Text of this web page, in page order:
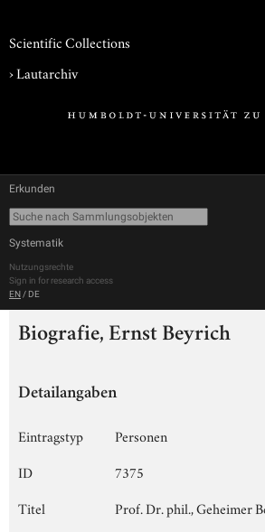
Scientific Collections
›Lautarchiv
Erkunden
Systematik
Nutzungsrechte
Sign in for research access
EN / DE
Biografie, Ernst Beyrich
Detailangaben
Eintragstyp
Personen
ID
7375
Titel
Prof. Dr. phil., Geheimer